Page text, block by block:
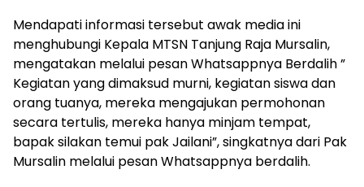
Mendapati informasi tersebut awak media ini
menghubungi Kepala MTSN Tanjung Raja Mursalin,
mengatakan melalui pesan Whatsappnya Berdalih ”
Kegiatan yang dimaksud murni, kegiatan siswa dan
orang tuanya, mereka mengajukan permohonan
secara tertulis, mereka hanya minjam tempat,
bapak silakan temui pak Jailani”, singkatnya dari Pak
Mursalin melalui pesan Whatsappnya berdalih.